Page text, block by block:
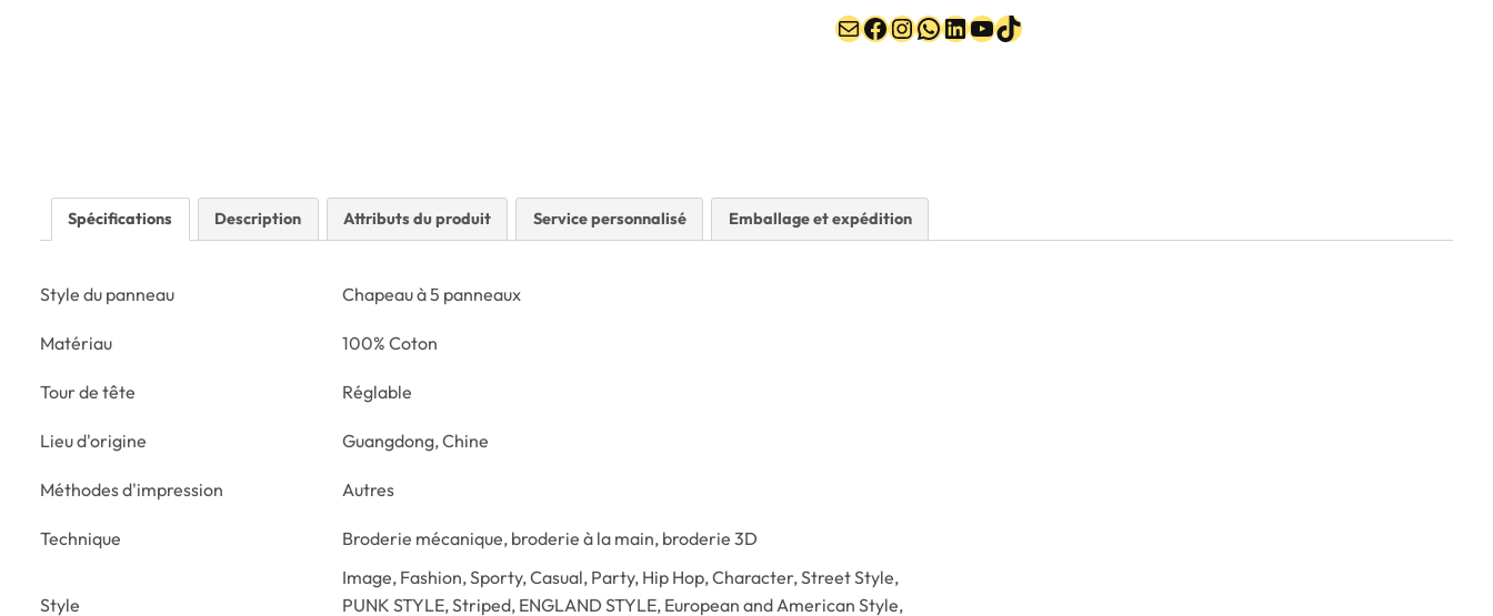
E-mailFacebook
Instagram
WhatsApp
LinkedIn
YouTube
TikTok
Spécifications Description Attributs du produit Service personnalisé Emballage et expédition
Style du panneau Chapeau à 5 panneaux
Matériau 100% Coton
Tour de tête Réglable
Lieu d'origine Guangdong, Chine
Méthodes d'impression Autres
Technique Broderie mécanique, broderie à la main, broderie 3D
Style
Image, Fashion, Sporty, Casual, Party, Hip Hop, Character, Street Style,
PUNK STYLE, Striped, ENGLAND STYLE, European and American Style,